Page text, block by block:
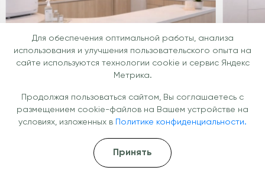
Готовы помочь вам уже сегодня!
Для обеспечения оптимальной работы, анализа
использования и улучшения пользовательского опыта на
сайте используются технологии cookie и сервис Яндекс
Метрика.
Продолжая пользоваться сайтом, Вы соглашаетесь с
размещением cookie-файлов на Вашем устройстве на
условиях, изложенных в
Политике конфиденциальности.
Принять